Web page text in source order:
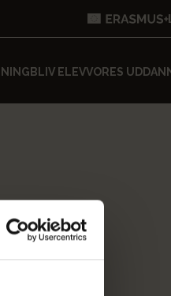
BLIV ELEVVORES